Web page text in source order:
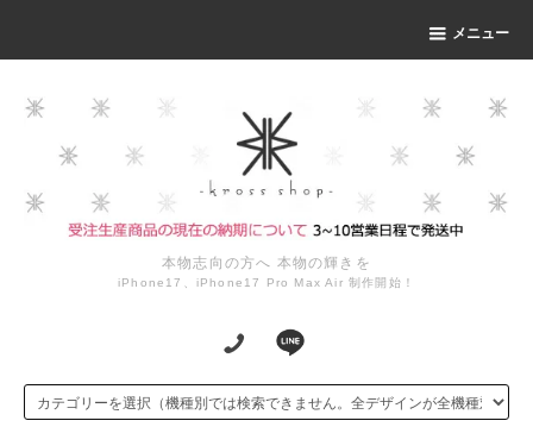
メニュー
本物志向の方へ 本物の輝きを
iPhone17、iPhone17 Pro Max Air 制作開始！